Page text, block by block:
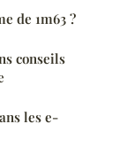
de 1m63 ?
conseils
les e-